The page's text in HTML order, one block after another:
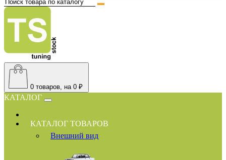
0 товаров, на 0 ₽
КАТАЛОГ
КАТАЛОГ ТОВАРОВ
Внешний вид